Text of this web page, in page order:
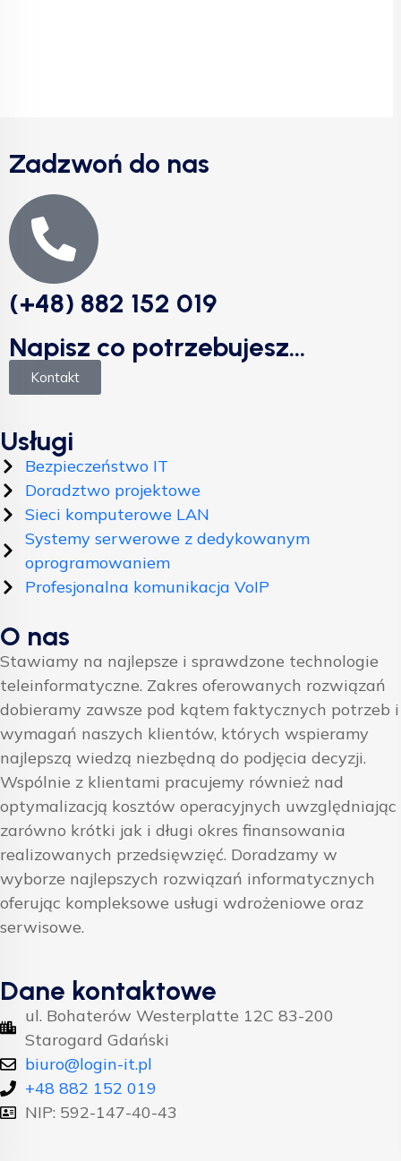
Zadzwoń do nas
(+48) 882 152 019
Napisz co potrzebujesz...
Kontakt
Usługi
Bezpieczeństwo IT
Doradztwo projektowe
Sieci komputerowe LAN
Systemy serwerowe z dedykowanym
oprogramowaniem
Profesjonalna komunikacja VoIP
O nas
Stawiamy na najlepsze i sprawdzone technologie
teleinformatyczne. Zakres oferowanych rozwiązań
dobieramy zawsze pod kątem faktycznych potrzeb i
wymagań naszych klientów, których wspieramy
najlepszą wiedzą niezbędną do podjęcia decyzji.
Wspólnie z klientami pracujemy również nad
optymalizacją kosztów operacyjnych uwzględniając
zarówno krótki jak i długi okres finansowania
realizowanych przedsięwzięć. Doradzamy w
wyborze najlepszych rozwiązań informatycznych
oferując kompleksowe usługi wdrożeniowe oraz
serwisowe.
Dane kontaktowe
ul. Bohaterów Westerplatte 12C 83-200
Starogard Gdański
biuro@login-it.pl
+48 882 152 019
NIP: 592-147-40-43